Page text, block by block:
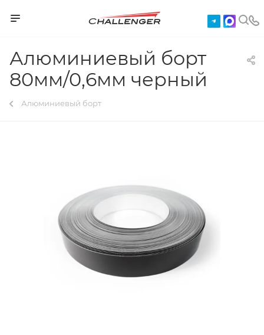
Алюминиевый борт
80мм/0,6мм черный
Алюминиевый борт